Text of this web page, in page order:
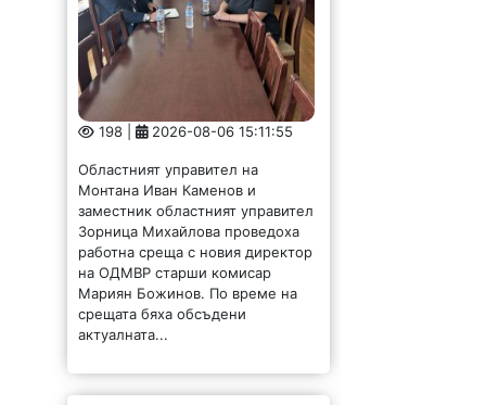
198 | 2026-08-06 15:11:55
Областният управител на
Монтана Иван Каменов и
заместник областният управител
Зорница Михайлова проведоха
работна среща с новия директор
на ОДМВР старши комисар
Мариян Божинов. По време на
срещата бяха обсъдени
актуалната...